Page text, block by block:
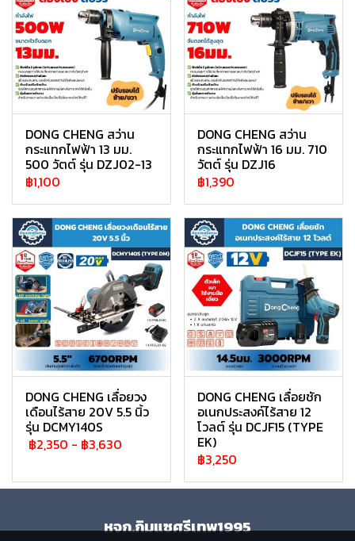
DONG CHENG สว่าน
กระแทกไฟฟ้า 13 มม.
500 วัตต์ รุ่น DZJ02-13
฿1,100
DONG CHENG สว่าน
กระแทกไฟฟ้า 16 มม. 710
วัตต์ รุ่น DZJ16
฿1,390
DONG CHENG เลื่อยวง
เดือนไร้สาย 20V 5.5 นิ้ว
รุ่น DCMY140S
฿2,350 - ฿3,630
DONG CHENG เลื่อยชัก
อเนกประสงค์ไร้สาย 12
โวลต์ รุ่น DCJF15 (TYPE
EK)
฿3,250
หจก.กิมแซศรีเทพ1995